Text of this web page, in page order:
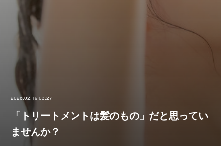
2026.02.19 03:27
「トリートメントは髪のもの」だと思ってい
ませんか？